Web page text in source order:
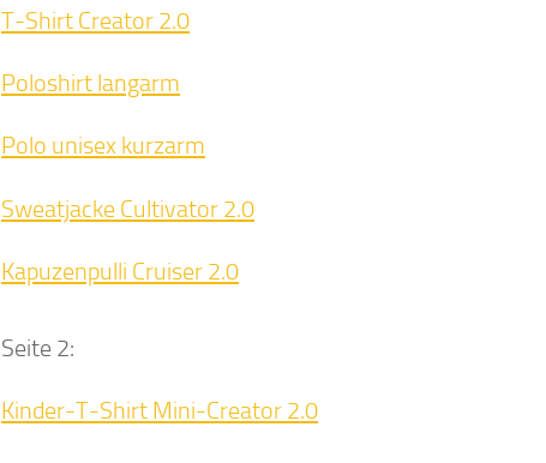
T-Shirt Creator 2.0
Poloshirt langarm
Polo unisex kurzarm
Sweatjacke Cultivator 2.0
Kapuzenpulli Cruiser 2.0
Seite 2:
Kinder-T-Shirt Mini-Creator 2.0